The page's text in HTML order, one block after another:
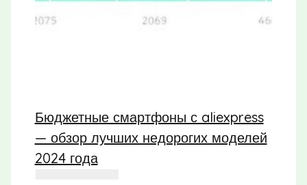
Бюджетные смартфоны с aliexpress
— обзор лучших недорогих моделей
2024 года